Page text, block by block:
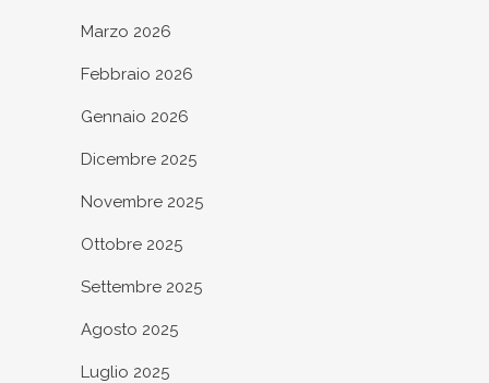
Marzo 2026
Febbraio 2026
Gennaio 2026
Dicembre 2025
Novembre 2025
Ottobre 2025
Settembre 2025
Agosto 2025
Luglio 2025